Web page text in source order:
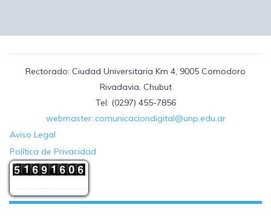
Rectorado: Ciudad Universitaria Km 4, 9005 Comodoro
Rivadavia, Chubut
Tel: (0297) 455-7856
webmaster::comunicaciondigital@unp.edu.ar
Aviso Legal
Política de Privacidad